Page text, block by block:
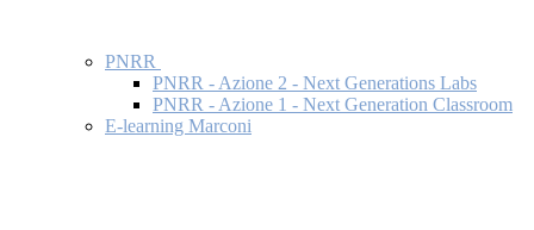
PNRR
PNRR - Azione 2 - Next Generations Labs
PNRR - Azione 1 - Next Generation Classroom
E-learning Marconi